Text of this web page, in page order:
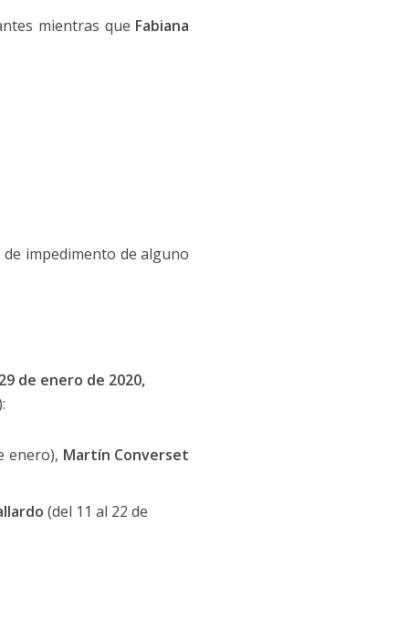
mientras que Fabiana
impedimento de alguno
de enero de 2020,
enero), Martín Converset
(del 11 al 22 de